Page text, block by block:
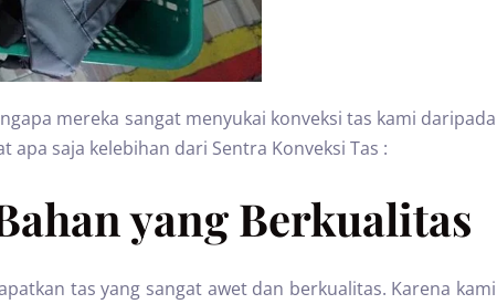
mereka sangat menyukai konveksi tas kami daripada
saja kelebihan dari Sentra Konveksi Tas :
yang Berkualitas
tas yang sangat awet dan berkualitas. Karena kami